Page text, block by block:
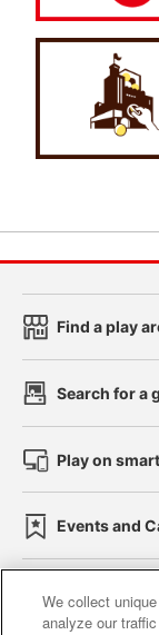
Find a play
Search for a
Play on
Events and
We collect
analyze our